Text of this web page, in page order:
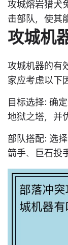
攻城熔岩猎犬
击部队，使其
攻城机
攻城机器的有
家应考虑以下
目标选择: 确
地狱之塔，并
部队搭配: 选
箭手、巨石投